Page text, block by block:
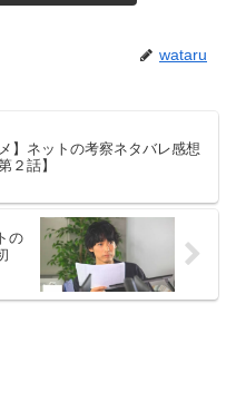
wataru
メ】ネットの考察ネタバレ感想
２話】
の